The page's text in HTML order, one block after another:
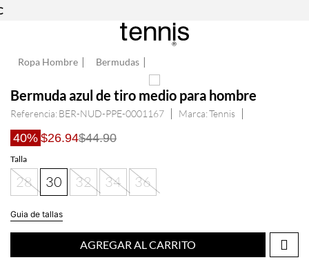
Ropa Hombre Bermudas
Bermuda azul de tiro medio para hombre
Referencia: BER-NUD-PPE-0001167 Tennis
40% $26.94$44.90
Talla
28 30 32 34 36
Guia de tallas
AGREGAR AL CARRITO